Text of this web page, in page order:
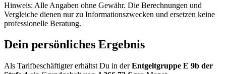
Hinweis: Alle Angaben ohne Gewähr. Die Berechnungen und
Vergleiche dienen nur zu Informationszwecken und ersetzen keine
professionelle Beratung.
Dein persönliches Ergebnis
Als Tarifbeschäftigter erhältst Du in derEntgeltgruppe E 9b der